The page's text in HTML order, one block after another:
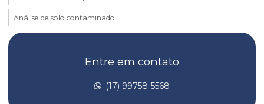
Análise de solo contaminado
Análise de solo laboratório
Avaliação de risco de toxicidade
Entre em contato
(17) 99758-5568